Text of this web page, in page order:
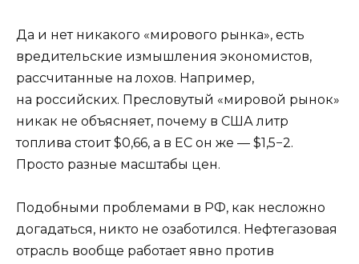
Да и нет никакого «мирового рынка», есть
вредительские измышления экономистов,
рассчитанные на лохов. Например,
на российских. Пресловутый «мировой рынок»
никак не объясняет, почему в США литр
топлива стоит $0,66, а в ЕС он же — $1,5−2.
Просто разные масштабы цен.
Подобными проблемами в РФ, как несложно
догадаться, никто не озаботился. Нефтегазовая
отрасль вообще работает явно против